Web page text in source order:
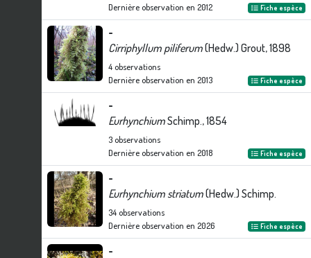
Dernière observation en 2012 Fiche espèce
-
Cirriphyllum piliferum(Hedw.) Grout, 1898
4observations
Dernière observation en 2013 Fiche espèce
-
EurhynchiumSchimp., 1854
3observations
Dernière observation en 2018 Fiche espèce
-
Eurhynchium striatum(Hedw.) Schimp.
34observations
Dernière observation en 2026 Fiche espèce
-